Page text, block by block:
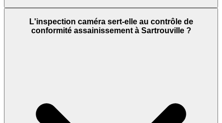
L'inspection caméra sert-elle au contrôle de
conformité assainissement à Sartrouville ?